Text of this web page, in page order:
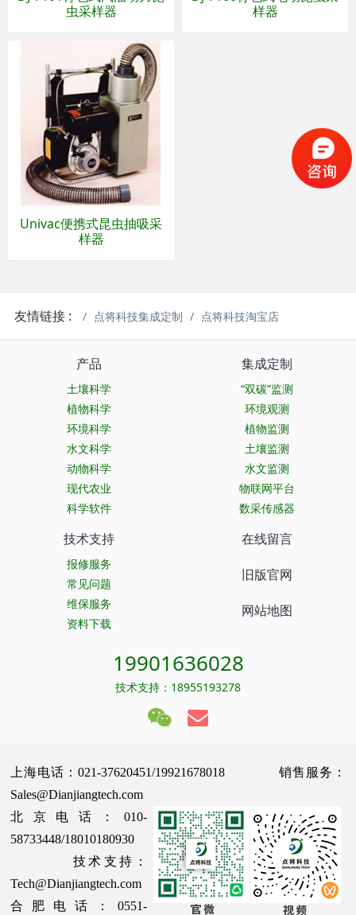
虫采样器
样器
Univac便携式昆虫抽吸采
样器
友情链接 : 点将科技集成定制 点将科技淘宝店
产品
土壤科学
植物科学
环境科学
水文科学
动物科学
现代农业
科学软件
集成定制
“双碳”监测
环境观测
植物监测
土壤监测
水文监测
物联网平台
数采传感器
技术支持
报修服务
常见问题
维保服务
资料下载
在线留言
旧版官网
网站地图
19901636028
技术支持：18955193278
上海电话：021-37620451/19921678018 销售服务：
Sales@Dianjiangtech.com
北京电话：010-
58733448/18010180930
技术支持：
Tech@Dianjiangtech.com
合肥电话：0551-